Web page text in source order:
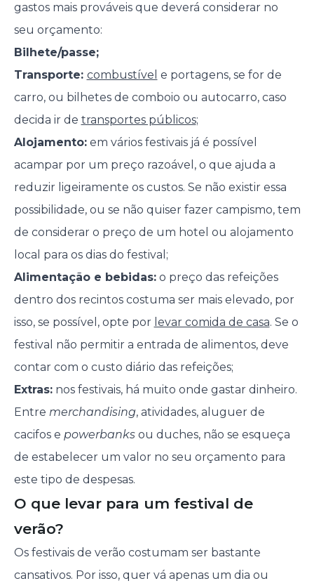
gastos mais prováveis que deverá considerar no
seu orçamento:
Bilhete/passe;
Transporte: combustível e portagens, se for de
carro, ou bilhetes de comboio ou autocarro, caso
decida ir de transportes públicos;
Alojamento:em vários festivais já é possível
acampar por um preço razoável, o que ajuda a
reduzir ligeiramente os custos. Se não existir essa
possibilidade, ou se não quiser fazer campismo, tem
de considerar o preço de um hotel ou alojamento
local para os dias do festival;
Alimentação e bebidas:o preço das refeições
dentro dos recintos costuma ser mais elevado, por
isso, se possível, opte por levar comida de casa. Se o
festival não permitir a entrada de alimentos, deve
contar com o custo diário das refeições;
Extras:nos festivais, há muito onde gastar dinheiro.
Entre merchandising, atividades, aluguer de
cacifos e powerbanksou duches, não se esqueça
de estabelecer um valor no seu orçamento para
este tipo de despesas.
O que levar para um festival de
verão?
Os festivais de verão costumam ser bastante
cansativos. Por isso, quer vá apenas um dia ou